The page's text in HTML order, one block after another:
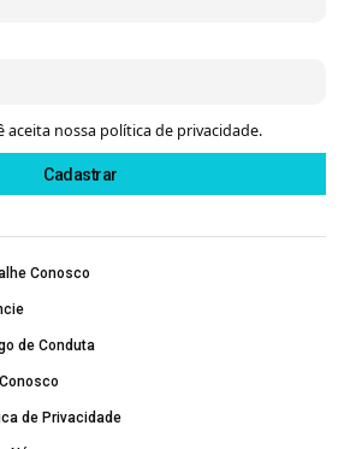
aceita nossa política de privacidade.
Conosco
de Conduta
de Privacidade